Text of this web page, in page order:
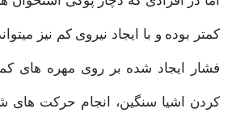
کمتر بوده و با ایجاد نیروی کم نیز
فشار ایجاد شده بر روی مهره های
کردن اشیا سنگین، انجام حرکت های